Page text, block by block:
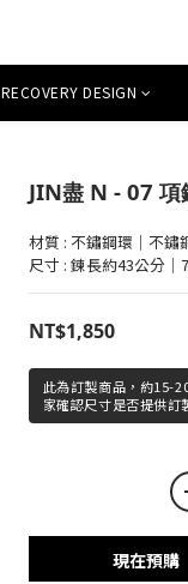
RECOVERY DESIGN
JIN盡 N - 07 項
材質 : 不鏽鋼環｜不鏽
尺寸 : 鍊長約43公分｜
NT$1,850
此為訂製商品，約15-
家確認尺寸是否提供訂
現在預購